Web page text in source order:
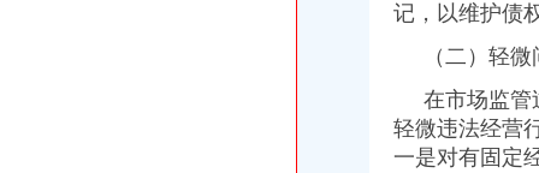
记，以维护债
（二）轻微
在市场监管
轻微违法经营
一是对有固定